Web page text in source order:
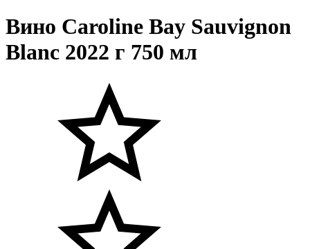
Вино Caroline Bay Sauvignon
Blanc 2022 г 750 мл